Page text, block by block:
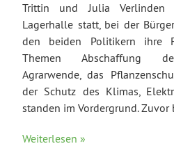
Trittin und Julia
Lagerhalle statt, bei der
den beiden Politikern ihre
Themen Abschaffung
Agrarwende, das
der Schutz des Klimas,
standen im Vordergrund. Zuvor
Weiterlesen »